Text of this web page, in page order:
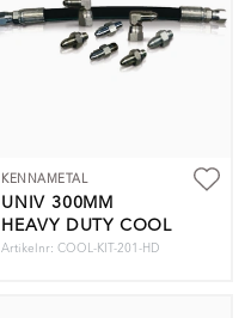
KENNAMETAL
UNIV 300MM
HEAVY DUTY COOL
KIT
Artikelnr: COOL-KIT-201-HD